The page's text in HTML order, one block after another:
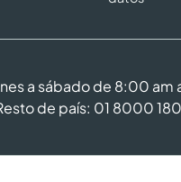
a sábado de 8:00
de país: 01 8000